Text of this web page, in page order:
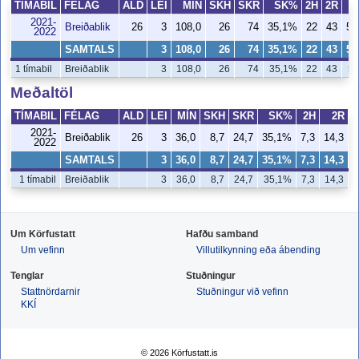
TÍMABIL FÉLAG ALD LEI MÍN SKH SKR SK% 2H 2R
2021-
2022
Breiðablik 26 3 108,0 26 74 35,1% 22 43
SAMTALS 3 108,0 26 74 35,1% 22 43
1 tímabil Breiðablik 3 108,0 26 74 35,1% 22 43
Meðaltöl
TÍMABIL FÉLAG ALD LEI MÍN SKH SKR SK% 2H
2R
2021-
2022
Breiðablik 26 3 36,0 8,7 24,7 35,1% 7,3 14,3
SAMTALS 3 36,0 8,7 24,7 35,1% 7,3 14,3
1 tímabil Breiðablik 3 36,0 8,7 24,7 35,1% 7,3 14,3
Um Körfustatt
Um vefinn
Hafðu samband
Villutilkynning eða ábending
Tenglar
Stattnördarnir
KKÍ
Stuðningur
Stuðningur við vefinn
© 2026 Körfustatt.is